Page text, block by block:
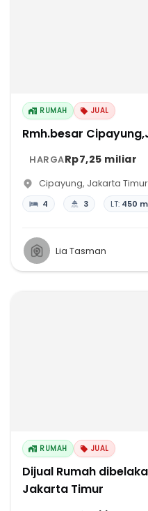
RUMAH JUAL
Rmh.besar
HARGARp7,25 miliar
Cipayung, Jakarta Timur
4 3 LT: 450
Lia Tasman
RUMAH JUAL
Dijual Rumah
Jakarta Timur